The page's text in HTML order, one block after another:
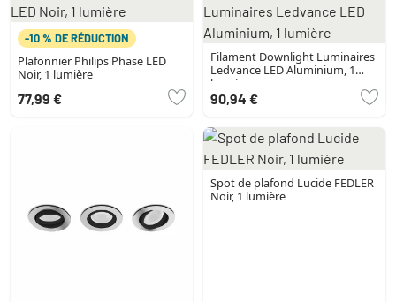
-10 % DE RÉDUCTION
Plafonnier Philips Phase LED
Noir, 1 lumière
77,99 €
Filament Downlight Luminaires
Ledvance LED Aluminium, 1
lumière
90,94 €
Spot de plafond Lucide FEDLER
Noir, 1 lumière